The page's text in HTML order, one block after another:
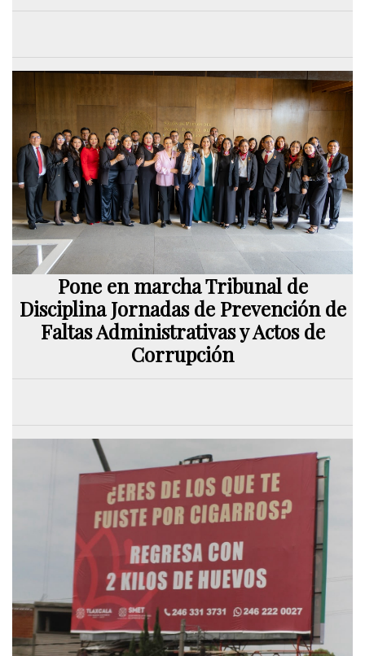
Pone en marcha Tribunal de
Disciplina Jornadas de Prevención de
Faltas Administrativas y Actos de
Corrupción